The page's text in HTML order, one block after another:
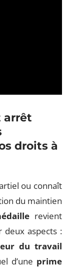
arrêt
droits à
ou connaît
du maintien
revient
deux aspects :
du travail
d’une prime